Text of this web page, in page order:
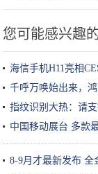
您可能感兴趣
海信手机H11亮相
千呼万唤始出来，
的多终端OS
指纹识别大热：请
中国移动展台 多款
8-9月才最新发布 全